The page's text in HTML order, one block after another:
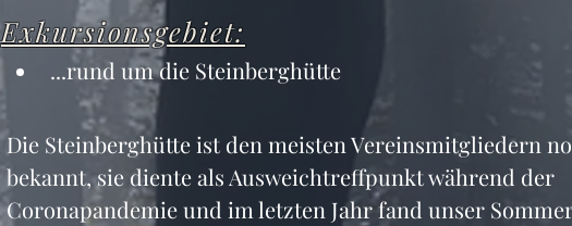
Exkursionsgebiet:
...rund um die Steinberghütte
Die Steinberghütte ist den meisten Vereinsmitgliedern
bekannt, sie diente als Ausweichtreffpunkt während der
Coronapandemie und im letzten Jahr fand unser